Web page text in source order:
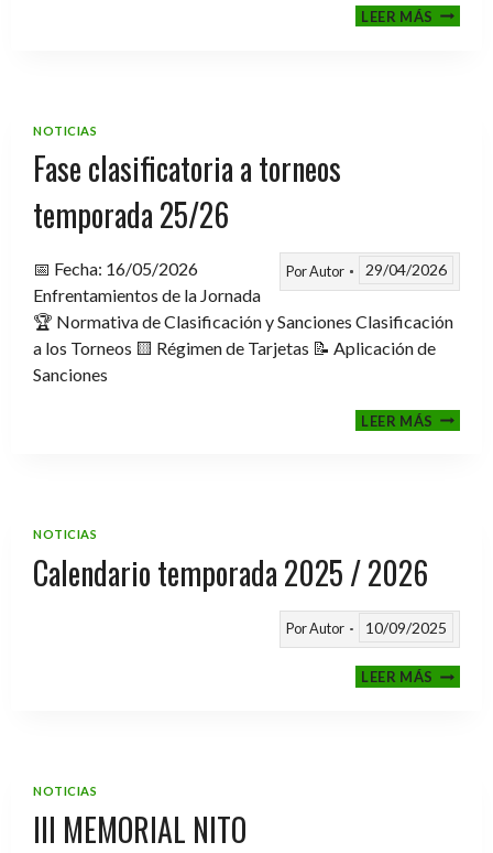
LEER MÁSCENA-
NOTICIAS
Fase clasificatoria a torneos
temporada 25/26
PorAutor 29/04/2026
📅 Fecha: 16/05/2026
Enfrentamientos de la Jornada
🏆 Normativa de Clasificación y Sanciones Clasificación
a los Torneos 🟨 Régimen de Tarjetas 📝 Aplicación de
Sanciones
LEER MÁSFASE
NOTICIAS
Calendario temporada 2025 / 2026
PorAutor 10/09/2025
LEER MÁS
NOTICIAS
III MEMORIAL NITO